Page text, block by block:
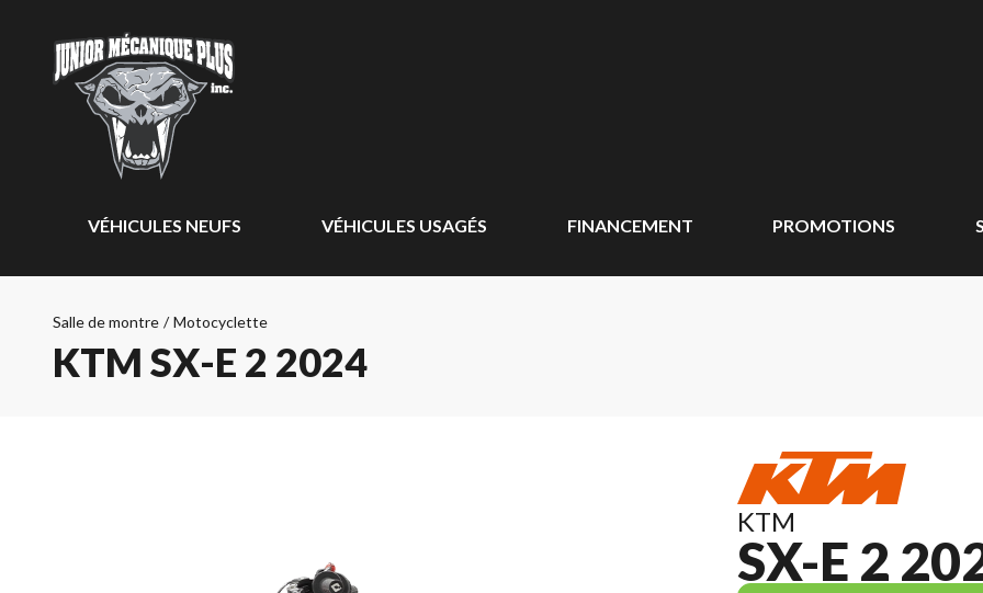
VÉHICULES NEUFS VÉHICULES USAGÉS FINANCEMENT PROMOTIONS
Salle de montre / Motocyclette
KTM SX-E 2 2024
KTM
SX-E 2